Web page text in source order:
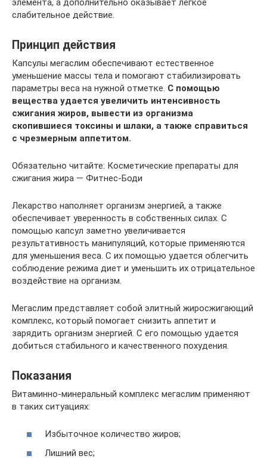
слабительное действие.
Принцип действия
Капсулы мегаслим обеспечивают естественное
уменьшение массы тела и помогают стабилизировать
параметры веса на нужной отметке. С помощью
вещества удается увеличить интенсивность
сжигания жиров, вывести из организма
скопившиеся токсины и шлаки, а также справиться
с чрезмерным аппетитом.
Обязательно читайте: Косметические препараты для
сжигания жира — Фитнес-Боди
Лекарство наполняет организм энергией, а также
обеспечивает уверенность в собственных силах. С
помощью капсул заметно увеличивается
результативность манипуляций, которые применяются
для уменьшения веса. С их помощью удается облегчить
соблюдение режима диет и уменьшить их отрицательное
воздействие на организм.
Мегаслим представляет собой элитный жиросжигающий
комплекс, который помогает снизить аппетит и
зарядить организм энергией. С его помощью удается
добиться стабильного и качественного похудения.
Показания
Витаминно-минеральный комплекс мегаслим применяют
в таких ситуациях:
Избыточное количество жиров;
Лишний вес;